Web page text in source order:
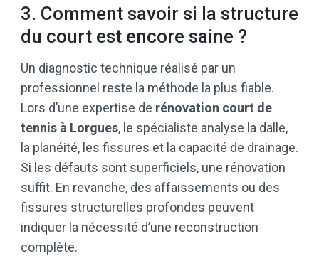
3. Comment savoir si la structure
du court est encore saine ?
Un diagnostic technique réalisé par un
professionnel reste la méthode la plus fiable.
Lors d’une expertise de rénovation court de
tennis à Lorgues, le spécialiste analyse la dalle,
la planéité, les fissures et la capacité de drainage.
Si les défauts sont superficiels, une rénovation
suffit. En revanche, des affaissements ou des
fissures structurelles profondes peuvent
indiquer la nécessité d’une reconstruction
complète.